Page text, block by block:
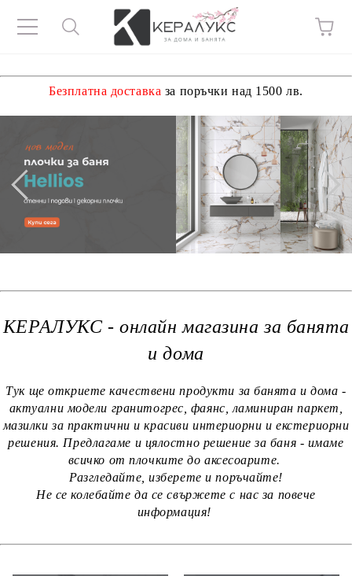
Безплатна доставка за поръчки над 1500 лв.
КЕРАЛУКС - онлайн магазина за банята
и дома
Тук ще откриете качествени продукти за банята и дома -
актуални модели гранитогрес, фаянс, ламиниран паркет,
мазилки за практични и красиви интериорни и екстериорни
решения. Предлагаме и цялостно решение за баня - имаме
всичко от плочките до аксесоарите.
Разгледайте, изберете и поръчайте!
Не се колебайте да се свържете с нас за повече
информация!